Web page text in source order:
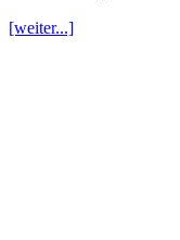
[weiter...]